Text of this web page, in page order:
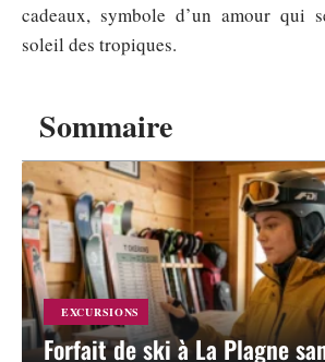
Sommaire
EXCURSIONS
Forfait de ski à La Plagne
cadeaux, symbole d’un amour qui
soleil des tropiques.